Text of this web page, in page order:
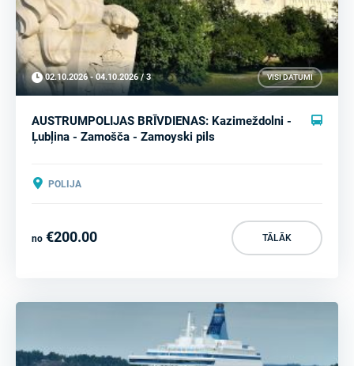
02.10.2026 - 04.10.2026 / 3 VISI DATUMI
AUSTRUMPOLIJAS BRĪVDIENAS: Kazimeždolni -
Ļubļina - Zamošča - Zamoyski pils
POLIJA
no €200.00 TĀLĀK